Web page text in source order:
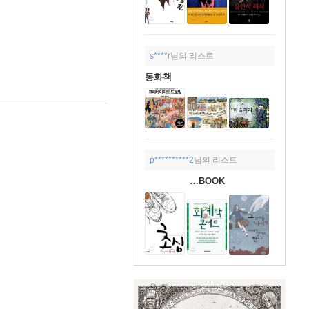
s****r님의 리스트
동화책
p**********2님의 리스트
…BOOK